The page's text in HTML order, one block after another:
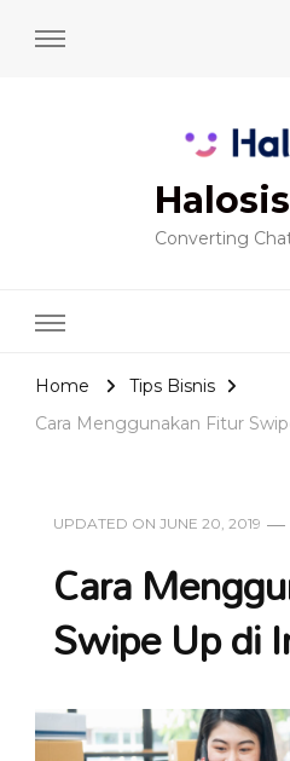
Converting
Home
Tips Bisnis
Cara Menggunakan Fitur
UPDATED ON JUNE 20, 2019
Cara
Swipe Up di